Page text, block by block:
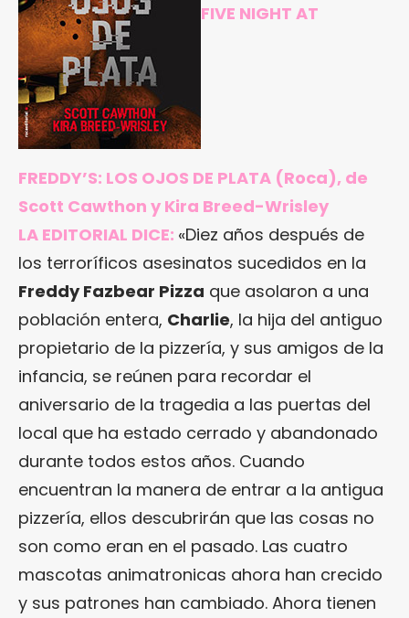
FIVE NIGHT AT
FREDDY’S: LOS OJOS DE PLATA (Roca), de
Scott Cawthon y Kira Breed-Wrisley
LA EDITORIAL DICE: «Diez años después de
los terroríficos asesinatos sucedidos en la
Freddy Fazbear Pizza que asolaron a una
población entera, Charlie, la hija del antiguo
propietario de la pizzería, y sus amigos de la
infancia, se reúnen para recordar el
aniversario de la tragedia a las puertas del
local que ha estado cerrado y abandonado
durante todos estos años. Cuando
encuentran la manera de entrar a la antigua
pizzería, ellos descubrirán que las cosas no
son como eran en el pasado. Las cuatro
mascotas animatronicas ahora han crecido
y sus patrones han cambiado. Ahora tienen